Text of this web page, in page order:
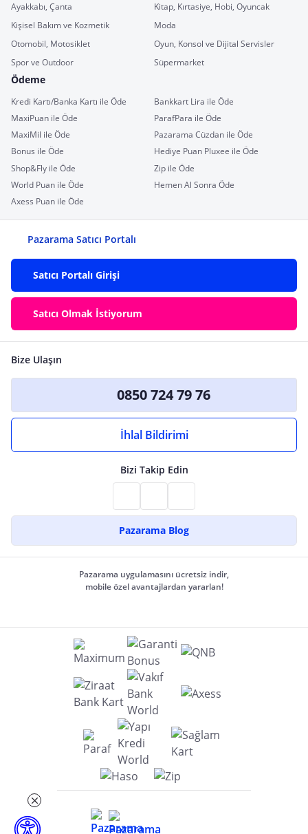
Ayakkabı, Çanta
Kitap, Kırtasiye, Hobi, Oyuncak
Kişisel Bakım ve Kozmetik
Moda
Otomobil, Motosiklet
Oyun, Konsol ve Dijital Servisler
Spor ve Outdoor
Süpermarket
Ödeme
Kredi Kartı/Banka Kartı ile Öde
Bankkart Lira ile Öde
MaxiPuan ile Öde
ParafPara ile Öde
MaxiMil ile Öde
Pazarama Cüzdan ile Öde
Bonus ile Öde
Hediye Puan Pluxee ile Öde
Shop&Fly ile Öde
Zip ile Öde
World Puan ile Öde
Hemen Al Sonra Öde
Axess Puan ile Öde
Pazarama Satıcı Portalı
Satıcı Portalı Girişi
Satıcı Olmak İstiyorum
Bize Ulaşın
0850 724 79 76
İhlal Bildirimi
Bizi Takip Edin
Pazarama Blog
Pazarama uygulamasını ücretsiz indir,
mobile özel avantajlardan yararlan!